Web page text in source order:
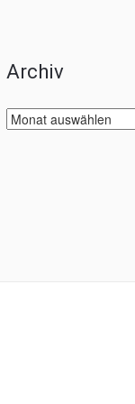
Archiv
Archiv